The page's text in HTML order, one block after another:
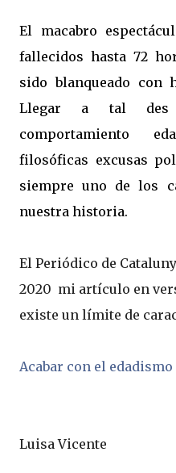
El macabro
fallecidos hasta 72
sido blanqueado con
Llegar a tal des
comportamiento
filosóficas excusas
siempre uno de los
nuestra historia.
El Periódico de
2020  mi artículo en
existe un límite de
Acabar con el edadismo
Luisa Vicente